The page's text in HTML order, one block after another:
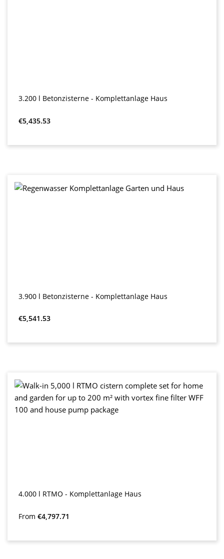
3.200 l Betonzisterne - Komplettanlage Haus
Regular price:
€5,435.53
3.900 l Betonzisterne - Komplettanlage Haus
Regular price:
€5,541.53
4.000 l RTMO - Komplettanlage Haus
Regular price:
From €4,797.71